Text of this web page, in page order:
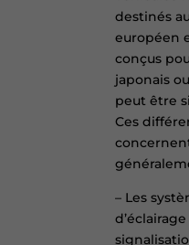
destinés
européen
conçus
japonais
peut être
Ces
– Les